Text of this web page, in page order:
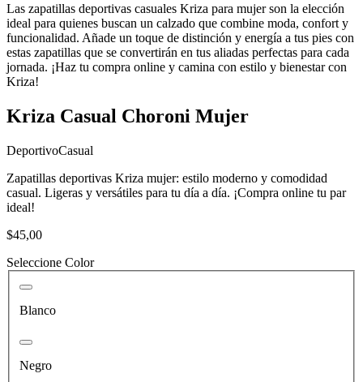
Las zapatillas deportivas casuales Kriza para mujer son la elección
ideal para quienes buscan un calzado que combine moda, confort y
funcionalidad. Añade un toque de distinción y energía a tus pies con
estas zapatillas que se convertirán en tus aliadas perfectas para cada
jornada. ¡Haz tu compra online y camina con estilo y bienestar con
Kriza!
Kriza Casual Choroni Mujer
DeportivoCasual
Zapatillas deportivas Kriza mujer: estilo moderno y comodidad
casual. Ligeras y versátiles para tu día a día. ¡Compra online tu par
ideal!
$45,00
Seleccione Color
Blanco
Negro